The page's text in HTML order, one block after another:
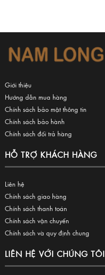
Giới thiệu
Hướng dẫn mua hàng
Chính sách bảo mật thông tin
Chính sách bảo hành
Chính sách đổi trả hàng
HỖ TRỢ KHÁCH HÀNG
Liên hệ
Chính sách giao hàng
Chính sách thanh toán
Chính sách vận chuyển
Chính sách và quy định chung
LIÊN HỆ VỚI CHÚNG TÔI